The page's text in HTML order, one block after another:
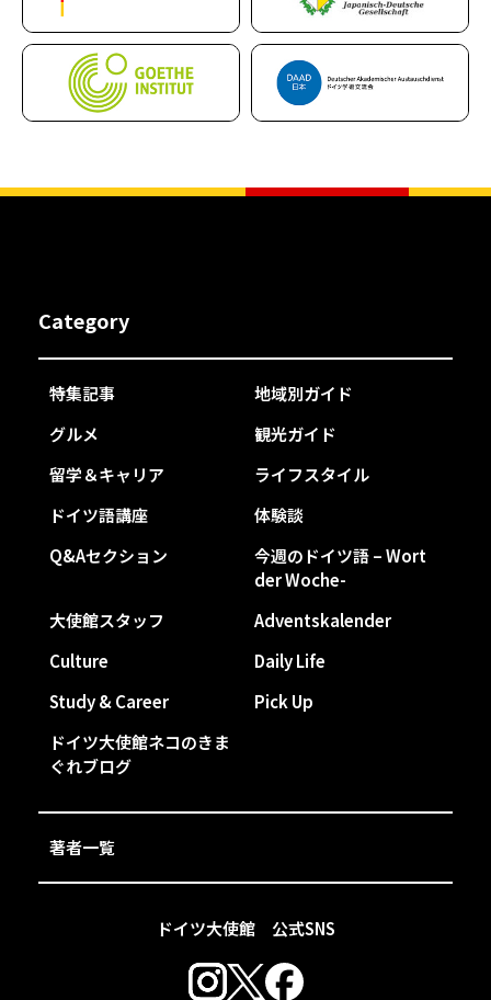
ドイツ大使館 公式SNS
Category
特集記事
地域別ガイド
グルメ
観光ガイド
留学＆キャリア
ライフスタイル
ドイツ語講座
体験談
Q&Aセクション
今週のドイツ語 – Wort
der Woche-
大使館スタッフ
Adventskalender
Culture
Daily Life
Study & Career
Pick Up
ドイツ大使館ネコのきま
ぐれブログ
著者一覧